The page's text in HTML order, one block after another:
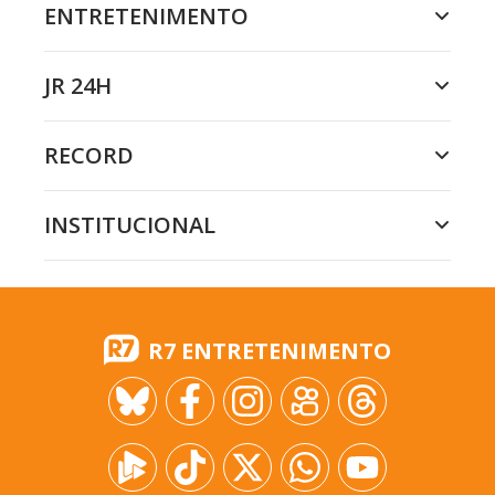
ENTRETENIMENTO
JR 24H
RECORD
INSTITUCIONAL
R7 ENTRETENIMENTO